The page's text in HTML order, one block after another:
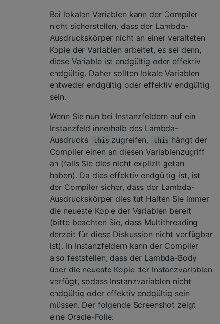
Bei lokalen Variablen kann der Compiler
nicht sicherstellen, dass der Lambda-
Ausdruckskörper nicht an einer veralteten
Kopie der Variablen arbeitet, es sei denn,
diese Variable ist endgültig oder effektiv
endgültig. Daher sollten lokale Variablen
entweder endgültig oder effektiv endgültig
sein.
Wenn Sie nun bei Instanzfeldern auf ein
Instanzfeld innerhalb des Lambda-
Ausdrucks
this zugreifen, this hängt der
Compiler einen an diesen Variablenzugriff
an (falls Sie dies nicht explizit getan
haben). Da dies effektiv endgültig ist, ist
der Compiler sicher, dass der Lambda-
Ausdruckskörper dies tut Halten Sie immer
die neueste Kopie der Variablen bereit
(bitte beachten Sie, dass Multithreading
derzeit für diese Diskussion nicht verfügbar
ist). In Instanzfeldern kann der Compiler
also feststellen, dass der Lambda-Body
über die neueste Kopie der Instanzvariablen
verfügt, sodass Instanzvariablen nicht
endgültig oder effektiv endgültig sein
müssen. Der folgende Screenshot zeigt
eine Oracle-Folie: